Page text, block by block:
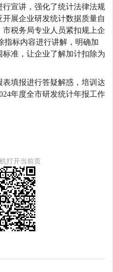
行宣讲，强化了统计法律法规
展企业研发统计数据质量自
税务局专业人员紧扣规上企
指标内容进行讲解，明确加
准，让企业了解加计扣除为
表填报进行答疑解惑，培训达
4年度全市研发统计年报工作
打开当前页